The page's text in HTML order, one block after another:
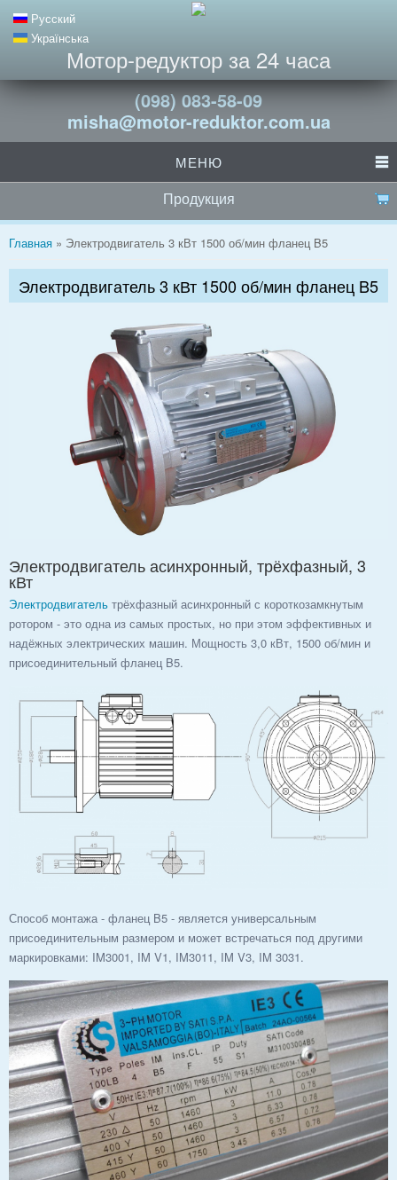
Русский
Українська
Мотор-редуктор за 24 часа
(098) 083-58-09
misha@motor-reduktor.com.ua
МЕНЮ
Продукция
Вы здесь
Главная » Электродвигатель 3 кВт 1500 об/мин фланец B5
Электродвигатель 3 кВт 1500 об/мин фланец B5
Электродвигатель асинхронный, трёхфазный, 3
кВт
Электродвигатель трёхфазный асинхронный с короткозамкнутым
ротором - это одна из самых простых, но при этом эффективных и
надёжных электрических машин. Мощность 3,0 кВт, 1500 об/мин и
присоединительный фланец B5.
Способ монтажа - фланец B5 - является универсальным
присоединительным размером и может встречаться под другими
маркировками: IM3001, IM V1, IM3011, IM V3, IM 3031.